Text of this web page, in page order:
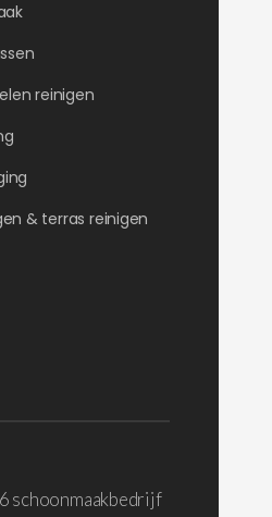
reinigen
& terras reinigen
schoonmaakbedrijf